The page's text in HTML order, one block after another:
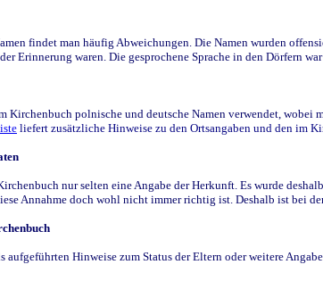
findet man häufig Abweichungen. Die Namen wurden
Erinnerung waren. Die gesprochene Sprache in den Dörfern
Kirchenbuch polnische und deutsche Namen verwendet, wobei
liefert zusätzliche Hinweise zu den Ortsangaben und den im
nur selten eine Angabe der Herkunft. Es wurde
Annahme doch wohl nicht immer richtig ist. Deshalb ist bei
Hinweise zum Status der Eltern oder weitere